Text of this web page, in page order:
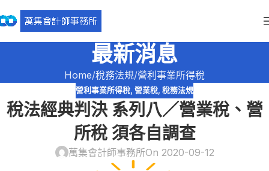
最新消息
Home 稅務法規 營利事業所得稅
營利事業所得稅, 營業稅, 稅務法規
稅法經典判決 系列八／營業稅、營
所稅 須各自調查
萬集會計師事務所On 2020-09-12